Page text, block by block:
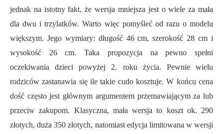
jednak na istotny fakt, że wersja mniejsza jest o wiele za mała
dla dwu i trzylatków. Warto więc pomyśleć od razu o modelu
większym. Jego wymiary: długość 46 cm, szerokość 28 cm i
wysokość 26 cm. Taka propozycja na pewno spełni
oczekiwania dzieci powyżej 2. roku życia. Pewnie wielu
rodziców zastanawia się ile takie cudo kosztuje. W końcu cena
dość często jest głównym argumentem przemawiającym za lub
przeciw zakupom. Klasyczna, mała wersja to koszt ok. 290
złotych, duża 350 złotych, natomiast edycja limitowana w wersji